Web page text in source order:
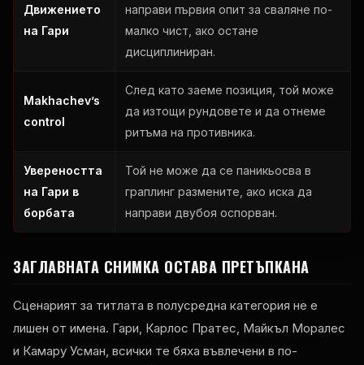
Движението
на Гари
направи първия опит за сваляне по-
малко чист, ако остане
дисциплиниран.
Makhachev’s
control
След като заеме позиция, той може
да изтощи рундовете и да отнеме
ритъма на противника.
Увереността
на Гари в
борбата
Той не може да се паникьосва в
граплинг размените, ако иска да
направи двубоя оспорван.
ЗАГЛАВНАТА СНИМКА ОСТАВА ПРЕТЪПКАНА
Сценарият за титлата в полусредна категория не е
лишен от имена. Гари, Карлос Пратес, Майкъл Моралес
и Камару Усман, всички те бяха въвлечени в по-